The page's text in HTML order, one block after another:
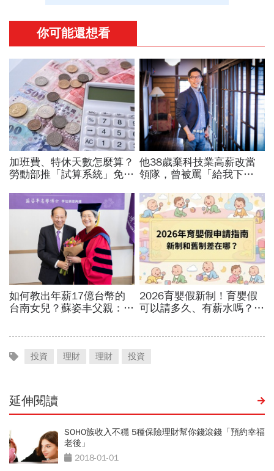
投資 理財 理財 投資
延伸閱讀
SOHO族收入不穩 5種保險理財幫你錢滾錢「預約幸福
老後」
2018-01-01